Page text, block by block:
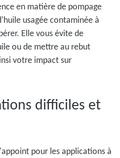
en matière de pompage
usagée contaminée à
Elle vous évite de
ou de mettre au rebut
votre impact sur
difficiles et
pour les applications à